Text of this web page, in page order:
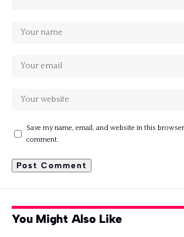
Save my name, email, and website in this
comment.
You Might Also Like